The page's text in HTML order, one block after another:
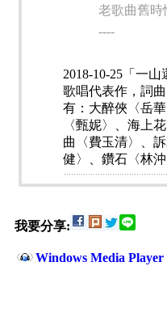
老歌曲舊時
----
2018-10-25「一
歌唱代表作，詞
有：大醉俠〈岳
〈甄妮〉、海上
曲〈費玉清〉、
健〉、鑽石〈林
我要分享:
Windows Media